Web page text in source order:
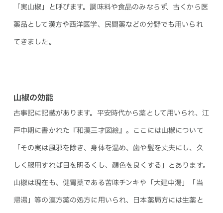
「実山椒」と呼びます。調味料や食品のみならず、古くから医
薬品として漢方や西洋医学、民間薬などの分野でも用いられ
てきました。
山椒の効能
古事記に記載があります。平安時代から薬として用いられ、江
戸中期に書かれた『和漢三才図絵』。ここには山椒について
「その実は風邪を除き、身体を温め、歯や髪を丈夫にし、久
しく服用すれば目を明るくし、顔色を良くする」とあります。
山椒は現在も、健胃薬である苦味チンキや「大建中湯」「当
帰湯」等の漢方薬の処方に用いられ、日本薬局方には生薬と